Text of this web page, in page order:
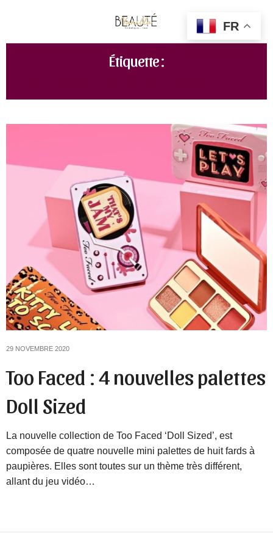
Étiquette :
29 NOVEMBRE 2020
Too Faced : 4 nouvelles palettes
Doll Sized
La nouvelle collection de Too Faced ‘Doll Sized’, est
composée de quatre nouvelle mini palettes de huit fards à
paupières. Elles sont toutes sur un thème très différent,
allant du jeu vidéo…
FR